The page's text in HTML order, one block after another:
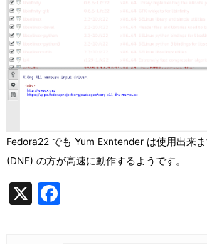
Fedora22 でも Yum Exntender は使用出来
(DNF) の方が高速に動作するようです。
X F